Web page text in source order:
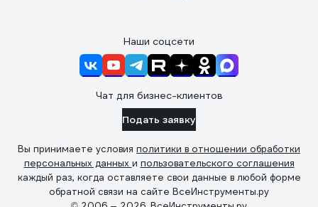
Наши соцсети
Чат для бизнес-клиентов
Подать заявку
Вы принимаете условия политики в отношении обработки
персональных данных и пользовательского соглашения
каждый раз, когда оставляете свои данные в любой форме
обратной связи на сайте ВсеИнструменты.ру